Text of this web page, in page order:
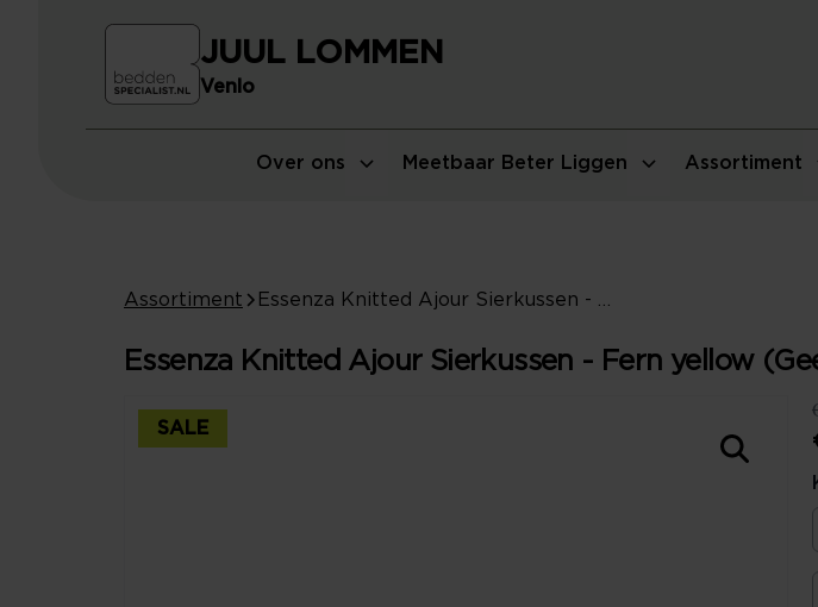
Over ons Meetbaar Beter Liggen Assortiment
JUUL LOMMEN
Venlo
Assortiment
Essenza Knitted Ajour Sierkussen - Fern yellow
SALE